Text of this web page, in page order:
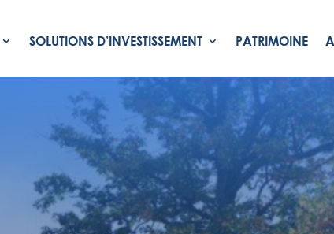
SOLUTIONS D’INVESTISSEMENT PATRIMOINE